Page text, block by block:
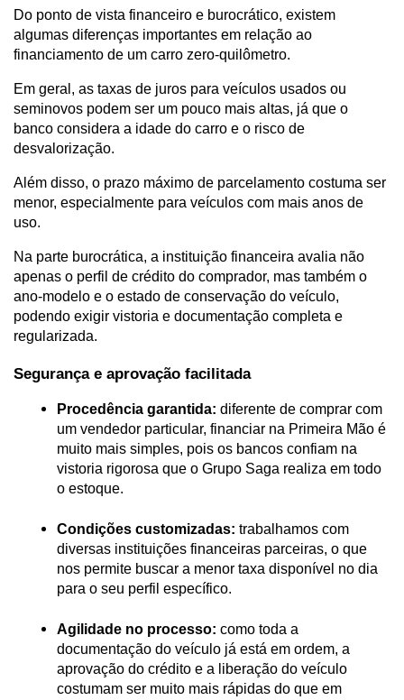
Do ponto de vista financeiro e burocrático, existem
algumas diferenças importantes em relação ao
financiamento de um carro zero-quilômetro.
Em geral, as taxas de juros para veículos usados ou
seminovos podem ser um pouco mais altas, já que o
banco considera a idade do carro e o risco de
desvalorização.
Além disso, o prazo máximo de parcelamento costuma ser
menor, especialmente para veículos com mais anos de
uso.
Na parte burocrática, a instituição financeira avalia não
apenas o perfil de crédito do comprador, mas também o
ano-modelo e o estado de conservação do veículo,
podendo exigir vistoria e documentação completa e
regularizada.
Segurança e aprovação facilitada
Procedência garantida: diferente de comprar com
um vendedor particular, financiar na Primeira Mão é
muito mais simples, pois os bancos confiam na
vistoria rigorosa que o Grupo Saga realiza em todo
o estoque.
Condições customizadas: trabalhamos com
diversas instituições financeiras parceiras, o que
nos permite buscar a menor taxa disponível no dia
para o seu perfil específico.
Agilidade no processo: como toda a
documentação do veículo já está em ordem, a
aprovação do crédito e a liberação do veículo
costumam ser muito mais rápidas do que em